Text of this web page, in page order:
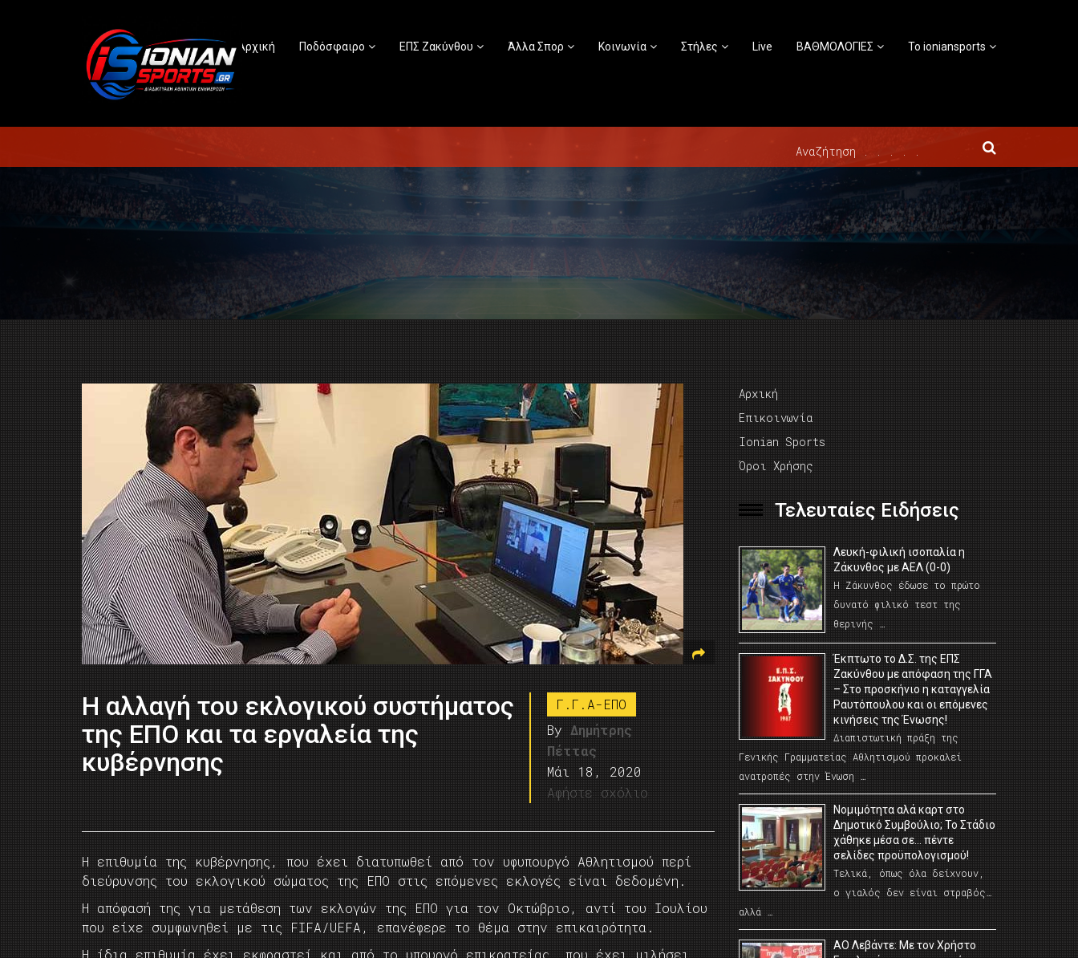
Αρχική Ποδόσφαιρο ΕΠΣ Ζακύνθου Άλλα Σπορ Κοινωνία Στήλες Live ΒΑΘΜΟΛΟΓΙΕΣ Το ioniansports
Η αλλαγή του εκλογικού συστήματος
της ΕΠΟ και τα εργαλεία της
κυβέρνησης
Γ.Γ.Α-ΕΠΟ
By Δημήτρης
Πέττας
Μάι 18, 2020
Αφήστε σχόλιο
Η επιθυμία της κυβέρνησης, που έχει διατυπωθεί από τον υφυπουργό Αθλητισμού περί
διεύρυνσης του εκλογικού σώματος της ΕΠΟ στις επόμενες εκλογές είναι δεδομένη.
Η απόφασή της για μετάθεση των εκλογών της ΕΠΟ για τον Οκτώβριο, αντί του Ιουλίου
που είχε συμφωνηθεί με τις FIFA/UEFA, επανέφερε το θέμα στην επικαιρότητα.
Η ίδια επιθυμία έχει εκφραστεί και από το υπουργό επικρατείας, που έχει μιλήσει
Αρχική
Επικοινωνία
Ionian Sports
Όροι Χρήσης
Τελευταίες Ειδήσεις
Λευκή-φιλική ισοπαλία η
Ζάκυνθος με ΑΕΛ (0-0)
Η Ζάκυνθος έδωσε το πρώτο
δυνατό φιλικό τεστ της
θερινής …
Έκπτωτο το Δ.Σ. της ΕΠΣ
Ζακύνθου με απόφαση της ΓΓΑ
– Στο προσκήνιο η καταγγελία
Ραυτόπουλου και οι επόμενες
κινήσεις της Ένωσης!
Διαπιστωτική πράξη της
Γενικής Γραμματείας Αθλητισμού προκαλεί
ανατροπές στην Ένωση …
Νομιμότητα αλά καρτ στο
Δημοτικό Συμβούλιο; Το Στάδιο
χάθηκε μέσα σε… πέντε
σελίδες προϋπολογισμού!
Τελικά, όπως όλα δείχνουν,
ο γιαλός δεν είναι στραβός…
αλλά …
ΑΟ Λεβάντε: Με τον Χρήστο